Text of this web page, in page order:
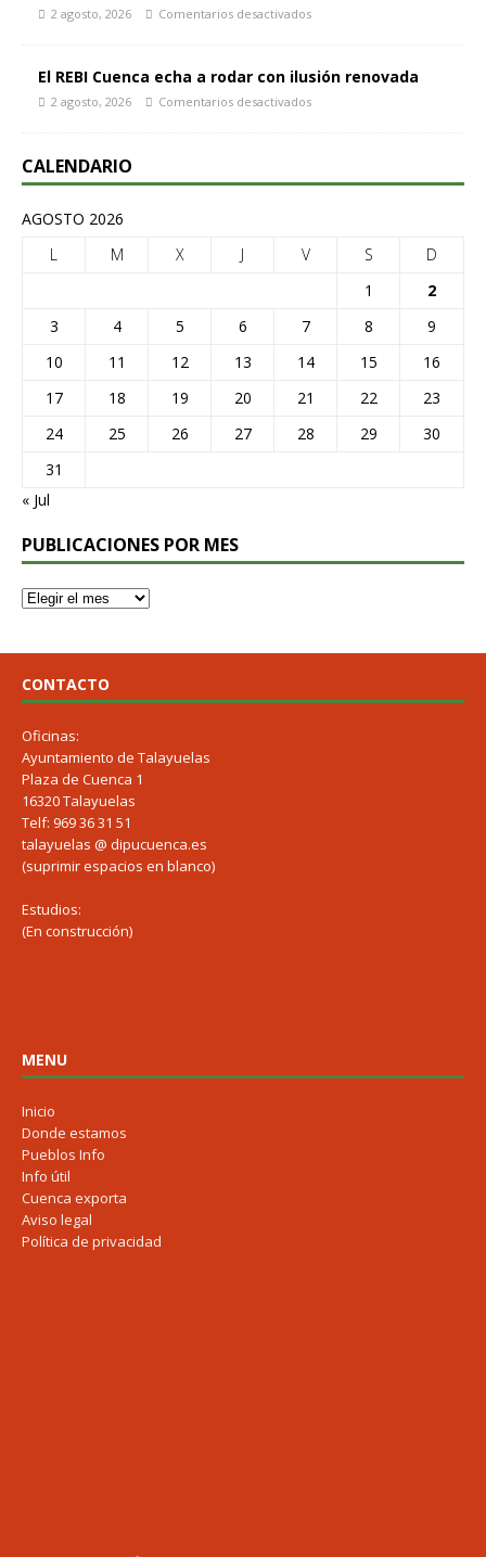
2 agosto, 2026 Comentarios desactivados
El REBI Cuenca echa a rodar con ilusión renovada
2 agosto, 2026 Comentarios desactivados
CALENDARIO
AGOSTO 2026
L
M X J V S
D
1
2
3
4 5 6 7 8
9
10
11 12 13 14 15
16
17
18 19 20 21 22
23
24
25 26 27 28 29
30
31
« Jul
PUBLICACIONES POR MES
CONTACTO
Oficinas:
Ayuntamiento de Talayuelas
Plaza de Cuenca 1
16320 Talayuelas
Telf: 969 36 31 51
talayuelas @ dipucuenca.es
(suprimir espacios en blanco)
Estudios:
(En construcción)
MENU
Inicio
Donde estamos
Pueblos Info
Info útil
Cuenca exporta
Aviso legal
Política de privacidad